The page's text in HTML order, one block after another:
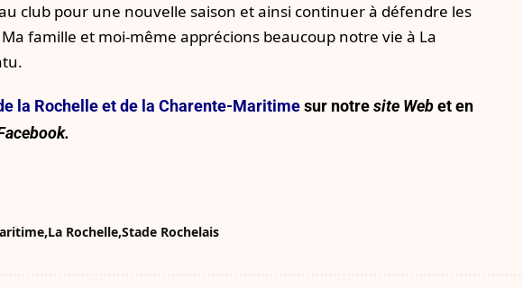
club pour une nouvelle saison et ainsi continuer à défendre les
famille et moi-même apprécions beaucoup notre vie à La
la Rochelle et de la Charente-Maritimesur notresite Webet en
La Rochelle Stade Rochelais